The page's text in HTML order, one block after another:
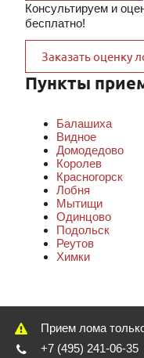
Консультируем и
бесплатно!
Заказать оценку
Пункты
Балашиха
Видное
Домодедово
Королев
Красногорск
Лобня
Мытищи
Одинцово
Подольск
Реутов
Химки
Прием лома
+7 (495) 241-06-35